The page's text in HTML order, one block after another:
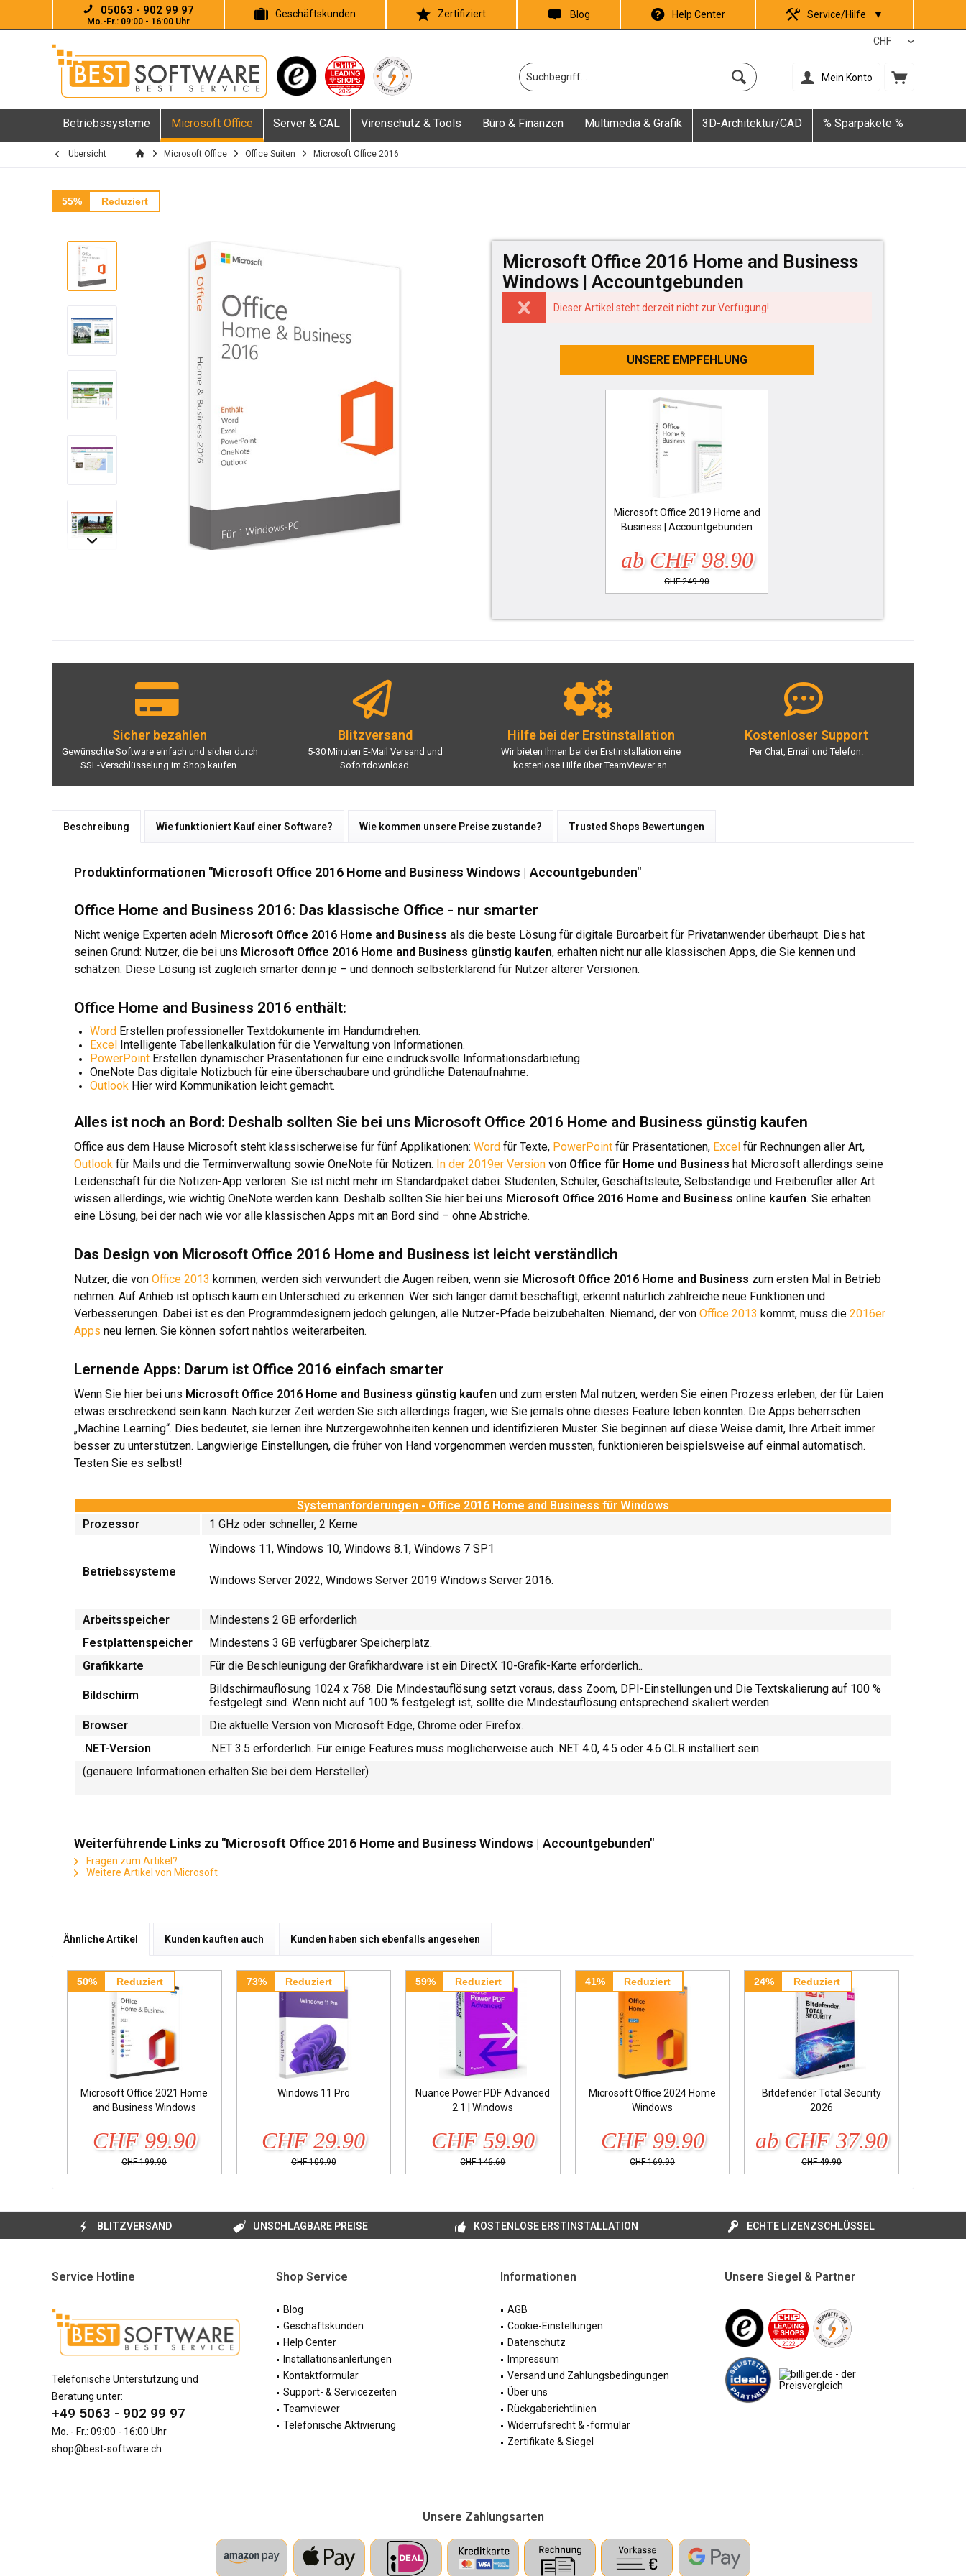
05063 - 902 99 97
Mo.-Fr.: 09:00 - 16:00 Uhr
Geschäftskunden Zertifiziert Blog Help Center Service/Hilfe ▼
Mein Konto
Betriebssysteme Microsoft Office Server & CAL Virenschutz & Tools Büro & Finanzen Multimedia & Grafik 3D-Architektur/CAD % Sparpakete %
Übersicht Microsoft Office Office Suiten Microsoft Office 2016
55% Reduziert
Microsoft Office 2016 Home and Business
Windows | Accountgebunden
Dieser Artikel steht derzeit nicht zur Verfügung!
UNSERE EMPFEHLUNG
Microsoft Office 2019 Home and
Business | Accountgebunden
ab CHF 98.90
CHF 249.90
Sicher bezahlen
Gewünschte Software einfach und sicher durch
SSL-Verschlüsselung im Shop kaufen.
Blitzversand
5-30 Minuten E-Mail Versand und
Sofortdownload.
Hilfe bei der Erstinstallation
Wir bieten Ihnen bei der Erstinstallation eine
kostenlose Hilfe über TeamViewer an.
Kostenloser Support
Per Chat, Email und Telefon.
Beschreibung Wie funktioniert Kauf einer Software? Wie kommen unsere Preise zustande? Trusted Shops Bewertungen
Produktinformationen "Microsoft Office 2016 Home and Business Windows | Accountgebunden"
Office Home and Business 2016: Das klassische Office - nur smarter
Nicht wenige Experten adeln Microsoft Office 2016 Home and Business als die beste Lösung für digitale Büroarbeit für Privatanwender überhaupt. Dies hat
seinen Grund: Nutzer, die bei uns Microsoft Office 2016 Home and Business günstig kaufen, erhalten nicht nur alle klassischen Apps, die Sie kennen und
schätzen. Diese Lösung ist zugleich smarter denn je – und dennoch selbsterklärend für Nutzer älterer Versionen.
Office Home and Business 2016 enthält:
Word Erstellen professioneller Textdokumente im Handumdrehen.
Excel Intelligente Tabellenkalkulation für die Verwaltung von Informationen.
PowerPoint Erstellen dynamischer Präsentationen für eine eindrucksvolle Informationsdarbietung.
OneNote Das digitale Notizbuch für eine überschaubare und gründliche Datenaufnahme.
Outlook Hier wird Kommunikation leicht gemacht.
Alles ist noch an Bord: Deshalb sollten Sie bei uns Microsoft Office 2016 Home and Business günstig kaufen
Office aus dem Hause Microsoft steht klassischerweise für fünf Applikationen: Word für Texte, PowerPoint für Präsentationen, Excel für Rechnungen aller Art,
Outlook für Mails und die Terminverwaltung sowie OneNote für Notizen. In der 2019er Version von Office für Home und Business hat Microsoft allerdings seine
Leidenschaft für die Notizen-App verloren. Sie ist nicht mehr im Standardpaket dabei. Studenten, Schüler, Geschäftsleute, Selbständige und Freiberufler aller Art
wissen allerdings, wie wichtig OneNote werden kann. Deshalb sollten Sie hier bei uns Microsoft Office 2016 Home and Business online kaufen. Sie erhalten
eine Lösung, bei der nach wie vor alle klassischen Apps mit an Bord sind – ohne Abstriche.
Das Design von Microsoft Office 2016 Home and Business ist leicht verständlich
Nutzer, die von Office 2013 kommen, werden sich verwundert die Augen reiben, wenn sie Microsoft Office 2016 Home and Business zum ersten Mal in Betrieb
nehmen. Auf Anhieb ist optisch kaum ein Unterschied zu erkennen. Wer sich länger damit beschäftigt, erkennt natürlich zahlreiche neue Funktionen und
Verbesserungen. Dabei ist es den Programmdesignern jedoch gelungen, alle Nutzer-Pfade beizubehalten. Niemand, der von Office 2013 kommt, muss die 2016er
Apps neu lernen. Sie können sofort nahtlos weiterarbeiten.
Lernende Apps: Darum ist Office 2016 einfach smarter
Wenn Sie hier bei uns Microsoft Office 2016 Home and Business günstig kaufen und zum ersten Mal nutzen, werden Sie einen Prozess erleben, der für Laien
etwas erschreckend sein kann. Nach kurzer Zeit werden Sie sich allerdings fragen, wie Sie jemals ohne dieses Feature leben konnten. Die Apps beherrschen
„Machine Learning“. Dies bedeutet, sie lernen ihre Nutzergewohnheiten kennen und identifizieren Muster. Sie beginnen auf diese Weise damit, Ihre Arbeit immer
besser zu unterstützen. Langwierige Einstellungen, die früher von Hand vorgenommen werden mussten, funktionieren beispielsweise auf einmal automatisch.
Testen Sie es selbst!
Systemanforderungen - Office 2016 Home and Business für Windows
Prozessor
1 GHz oder schneller, 2 Kerne
Betriebssysteme
Windows 11, Windows 10, Windows 8.1, Windows 7 SP1
Windows Server 2022, Windows Server 2019 Windows Server 2016.
Arbeitsspeicher
Mindestens 2 GB erforderlich
Festplattenspeicher
Mindestens 3 GB verfügbarer Speicherplatz.
Grafikkarte
Für die Beschleunigung der Grafikhardware ist ein DirectX 10-Grafik-Karte erforderlich..
Bildschirm
Bildschirmauflösung 1024 x 768. Die Mindestauflösung setzt voraus, dass Zoom, DPI-Einstellungen und Die Textskalierung auf 100 %
festgelegt sind. Wenn nicht auf 100 % festgelegt ist, sollte die Mindestauflösung entsprechend skaliert werden.
Browser
Die aktuelle Version von Microsoft Edge, Chrome oder Firefox.
.NET-Version
.NET 3.5 erforderlich. Für einige Features muss möglicherweise auch .NET 4.0, 4.5 oder 4.6 CLR installiert sein.
(genauere Informationen erhalten Sie bei dem Hersteller)
Weiterführende Links zu "Microsoft Office 2016 Home and Business Windows | Accountgebunden"
Fragen zum Artikel?
Weitere Artikel von Microsoft
Ähnliche Artikel Kunden kauften auch Kunden haben sich ebenfalls angesehen
50% Reduziert
Microsoft Office 2021 Home
and Business Windows
CHF 99.90
CHF 199.90
73% Reduziert
Windows 11 Pro
CHF 29.90
CHF 109.90
59% Reduziert
Nuance Power PDF Advanced
2.1 | Windows
CHF 59.90
CHF 146.60
41% Reduziert
Microsoft Office 2024 Home
Windows
CHF 99.90
CHF 169.90
24% Reduziert
Bitdefender Total Security
2026
ab CHF 37.90
CHF 49.90
BLITZVERSAND UNSCHLAGBARE PREISE KOSTENLOSE ERSTINSTALLATION ECHTE LIZENZSCHLÜSSEL
Service Hotline
Telefonische Unterstützung und
Beratung unter:
+49 5063 - 902 99 97
Mo. - Fr.: 09:00 - 16:00 Uhr
shop@best-software.ch
Shop Service
Blog
Geschäftskunden
Help Center
Installationsanleitungen
Kontaktformular
Support- & Servicezeiten
Teamviewer
Telefonische Aktivierung
Informationen
AGB
Cookie-Einstellungen
Datenschutz
Impressum
Versand und Zahlungsbedingungen
Über uns
Rückgaberichtlinien
Widerrufsrecht & -formular
Zertifikate & Siegel
Unsere Siegel & Partner
Unsere Zahlungsarten